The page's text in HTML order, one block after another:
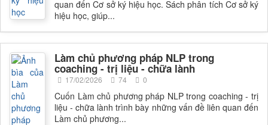
quan đến Cơ sở ký hiệu học. Sách phân tích Cơ sở ký
hiệu học, giúp...
Làm chủ phương pháp NLP trong
coaching - trị liệu - chữa lành
17/02/2026 74 0
Cuốn Làm chủ phương pháp NLP trong coaching - trị
liệu - chữa lành trình bày những vấn đề liên quan đến
Làm chủ phương...